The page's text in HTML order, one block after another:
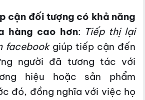
cận đối tượng có khả năng
hàng cao hơn: Tiếp thị lại
facebookgiúp tiếp cận đến
người đã tương tác với
hiệu hoặc sản phẩm
đó, đồng nghĩa với việc họ